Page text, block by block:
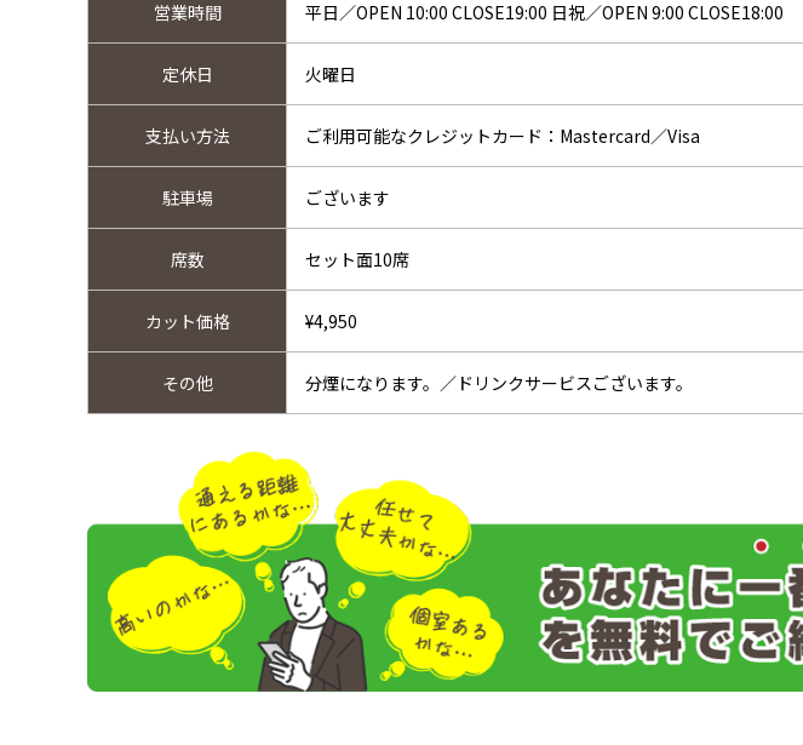
営業時間 平日／OPEN 10:00 CLOSE19:00 日祝／OPEN 9:00 CLOSE18:00
定休日 火曜日
支払い方法 ご利用可能なクレジットカード：Mastercard／Visa
駐車場 ございます
席数 セット面10席
カット価格 ¥4,950
その他 分煙になります。／ドリンクサービスございます。